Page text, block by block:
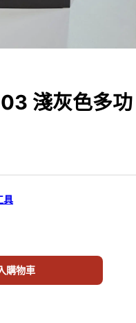
淺灰色多功
具
台 99433 數量
購物車